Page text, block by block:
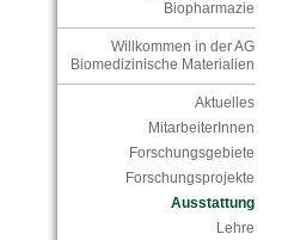
Biopharmazie
Willkommen in der AG
Biomedizinische Materialien
Aktuelles
MitarbeiterInnen
Forschungsgebiete
Forschungsprojekte
Ausstattung
Lehre